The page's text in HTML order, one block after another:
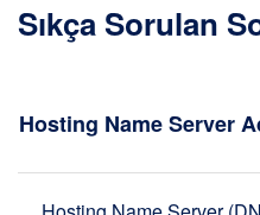
Sıkça Sorulan
Hosting Name Server